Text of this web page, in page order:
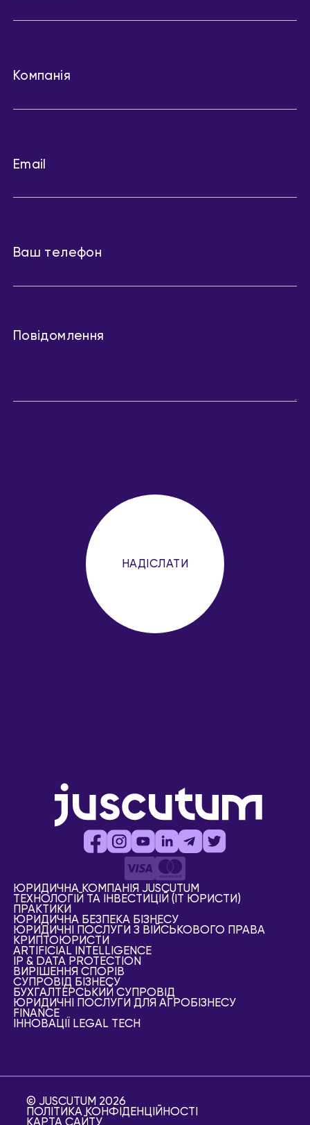
ЮРИДИЧНА КОМПАНІЯ JUSCUTUM
ТЕХНОЛОГІЙ ТА ІНВЕСТИЦІЙ (IT ЮРИСТИ)
ПРАКТИКИ
ЮРИДИЧНА БЕЗПЕКА БІЗНЕСУ
ЮРИДИЧНІ ПОСЛУГИ З ВІЙСЬКОВОГО ПРАВА
КРИПТОЮРИСТИ
АRTIFICIAL ІNTELLIGENCE
IP & DATA PROTECTION
ВИРІШЕННЯ СПОРІВ
СУПРОВІД БІЗНЕСУ
БУХГАЛТЕРСЬКИЙ СУПРОВІД
ЮРИДИЧНІ ПОСЛУГИ ДЛЯ АГРОБІЗНЕСУ
FINANCE
ІННОВАЦІЇ LEGAL TECH
© JUSCUTUM 2026
ПОЛІТИКА КОНФІДЕНЦІЙНОСТІ
КАРТА САЙТУ